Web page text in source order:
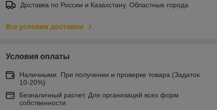
Доставка по России и Казахстану. Областные города
Все условия доставки
Условия оплаты
Наличными. При получении и проверке товара (Задаток
10-20%)
Безналичный расчет. Для организаций всех форм
собственности.